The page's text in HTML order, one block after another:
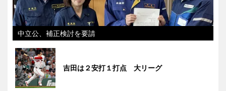
中立公、補正検討を要請
吉田は２安打１打点 大リーグ